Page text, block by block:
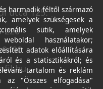
utca 125.
220
harmadik féltől származó
amelyek szükségesek a
sütik, amelyek
használatakor;
adatok előállítására
és a statisztikákról; és
tartalom és reklám
az "Összes elfogadása"